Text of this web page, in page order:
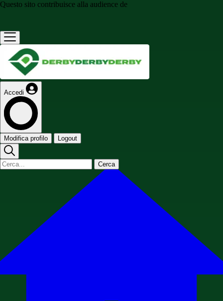
Questo sito contribuisce alla audience de
Accedi
Modifica profilo Logout
Cerca